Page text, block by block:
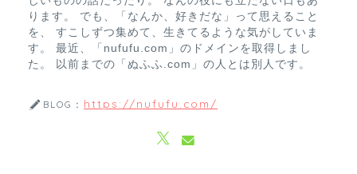
ります。 でも、「なんか、好きだな」って思えること
を、 すこしずつ集めて、生きてるような気がしていま
す。 最近、「nufufu.com」のドメインを取得しまし
た。 以前までの「ぬふふ.com」の人とは別人です。
BLOG： https://nufufu.com/